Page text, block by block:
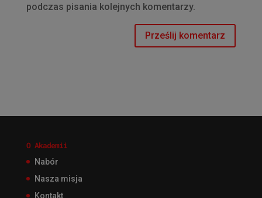
podczas pisania kolejnych komentarzy.
O Akademii
Nabór
Nasza misja
Kontakt